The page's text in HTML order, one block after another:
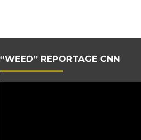
“WEED” REPORTAGE CNN